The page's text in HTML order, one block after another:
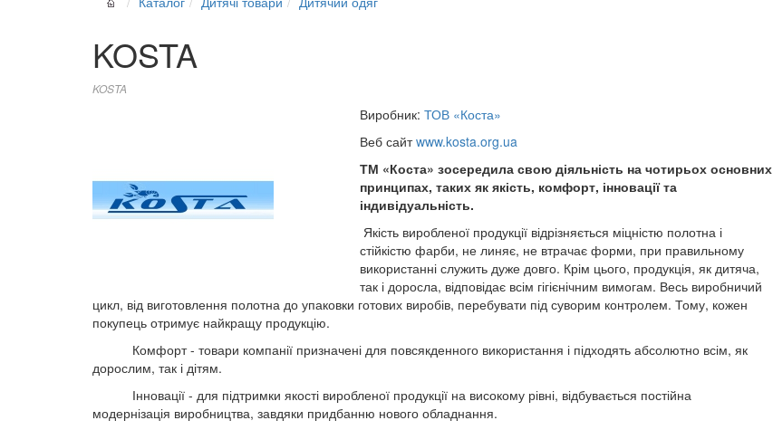
KOSTA
KOSTA
Виробник: ТОВ «Коста»
Веб сайтwww.kosta.org.ua
ТМ «Коста» зосередила свою діяльність на чотирьох основних
принципах, таких як якість, комфорт, інновації та
індивідуальність.
Якість виробленої продукції відрізняється міцністю полотна і
стійкістю фарби, не линяє, не втрачає форми, при правильному
використанні служить дуже довго. Крім цього, продукція, як дитяча,
так і доросла, відповідає всім гігієнічним вимогам. Весь виробничий
цикл, від виготовлення полотна до упаковки готових виробів, перебувати під суворим контролем. Тому, кожен
покупець отримує найкращу продукцію.
Комфорт - товари компанії призначені для повсякденного використання і підходять абсолютно всім, як
дорослим, так і дітям.
Інновації - для підтримки якості виробленої продукції на високому рівні, відбувається постійна
модернізація виробництва, завдяки придбанню нового обладнання.